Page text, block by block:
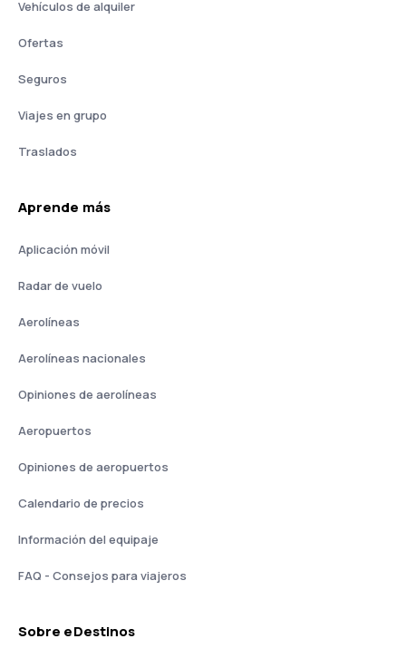
Vehículos de alquiler
Ofertas
Seguros
Viajes en grupo
Traslados
Aprende más
Aplicación móvil
Radar de vuelo
Aerolíneas
Aerolíneas nacionales
Opiniones de aerolíneas
Aeropuertos
Opiniones de aeropuertos
Calendario de precios
Información del equipaje
FAQ - Consejos para viajeros
Sobre eDestinos